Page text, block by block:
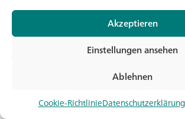
Akzeptieren
Ablehnen
Einstellungen ansehen
Cookie-RichtlinieDatenschutzerklärung
© 2026 Banholzer AG
Impressum
Datenschutz
AGB